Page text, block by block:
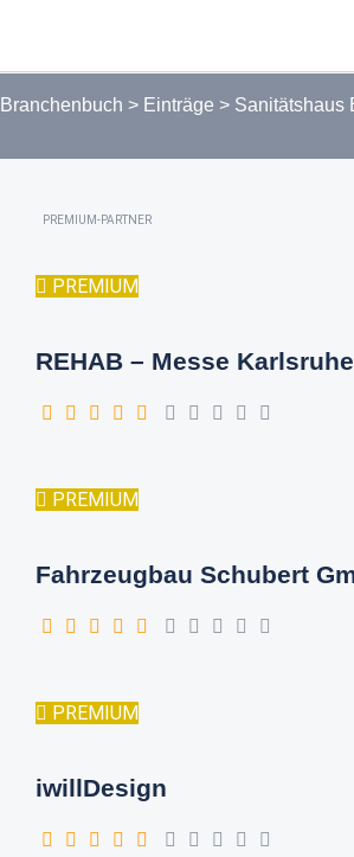
Branchenbuch > Einträge > Sanitätshaus
PREMIUM-PARTNER
PREMIUM
REHAB – Messe Karlsruhe
PREMIUM
Fahrzeugbau Schubert
PREMIUM
iwillDesign